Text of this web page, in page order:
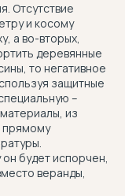
Отсутствие
и косому
а во-вторых,
деревянные
то негативное
защитные
–
из
прямому
будет испорчен,
веранды,